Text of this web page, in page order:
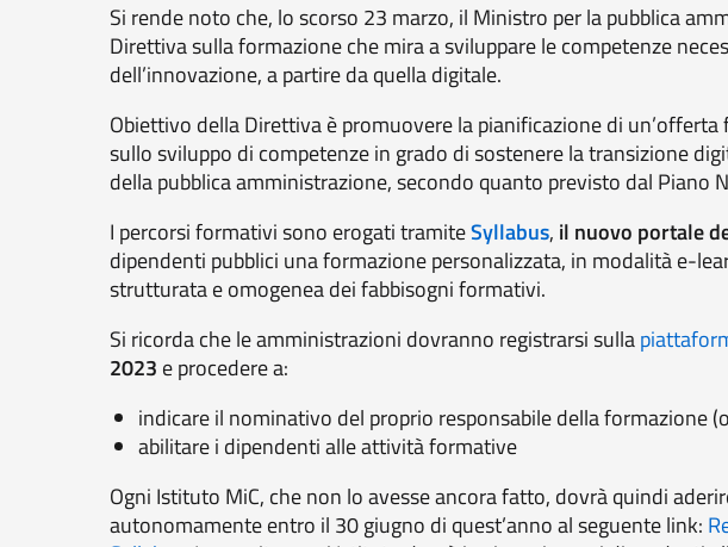
Si rende noto che, lo scorso 23 marzo, il Ministro per la pubblica
Direttiva sulla formazione che mira a sviluppare le competenze
dell’innovazione, a partire da quella digitale.
Obiettivo della Direttiva è promuovere la pianificazione di
sullo sviluppo di competenze in grado di sostenere la transizione
della pubblica amministrazione, secondo quanto previsto dal Piano
I percorsi formativi sono erogati tramiteSyllabus, il nuovo portale
dipendenti pubblici una formazione personalizzata, in modalità e-
strutturata e omogenea dei fabbisogni formativi.
Si ricorda che le amministrazioni dovranno registrarsi sulla
2023 e procedere a:
indicare il nominativo del proprio responsabile della formazione
abilitare i dipendenti alle attività formative
Ogni Istituto MiC, che non lo avesse ancora fatto, dovrà quindi
autonomamente entro il 30 giugno di quest’anno al seguente link: